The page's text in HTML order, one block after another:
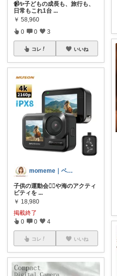
📹✨子どもの成長も、旅行も、
日常もこれ1台 ...
￥ 58,960
0 0 3
コレ いいね
momeme｜ベビー&キッズ専門店
子供の運動会🏃‍♂️や海のアクティ
ビティを ...
￥ 18,980
掲載終了
0 0 4
コレ いいね